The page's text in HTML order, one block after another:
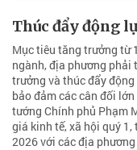
Thúc đẩy động
Mục tiêu tăng trưởng từ
ngành, địa phương phải
trưởng và thúc đẩy
bảo đảm các cân đối
tướng Chính phủ Phạm
giá kinh tế, xã hội quý
2026 với các địa